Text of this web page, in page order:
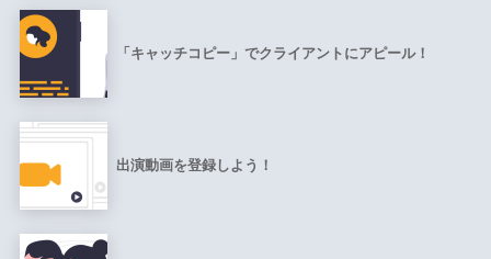
「キャッチコピー」でクライアントにアピール！
出演動画を登録しよう！